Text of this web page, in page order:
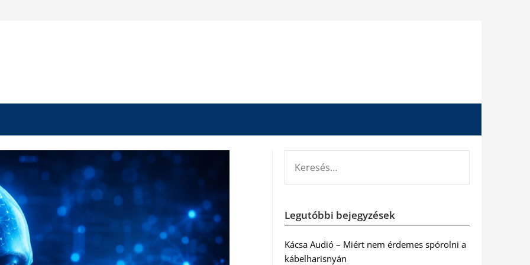
Legutóbbi bejegyzések
Kácsa Audió – Miért nem érdemes spórolni a
kábelharisnyán